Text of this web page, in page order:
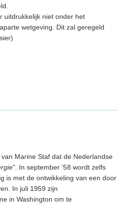
uitdrukkelijk niet onder het
wetgeving. Dit zal geregeld
Marine Staf dat de Nederlandse
". In september ‘58 wordt zelfs
is met de ontwikkeling van een door
In juli 1959 zijn
in Washington om te